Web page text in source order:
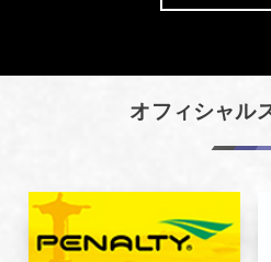
オフィシャル